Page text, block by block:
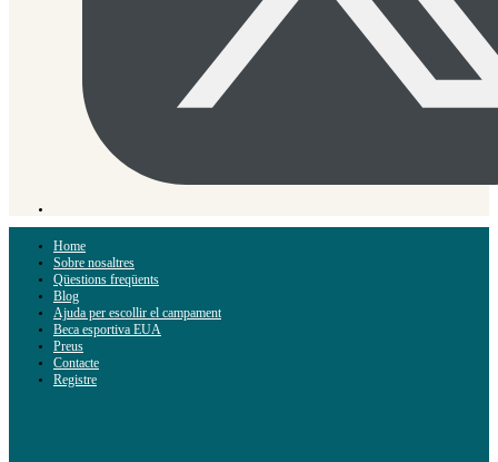
Home
Sobre nosaltres
Qüestions freqüents
Blog
Ajuda per escollir el campament
Beca esportiva EUA
Preus
Contacte
Registre